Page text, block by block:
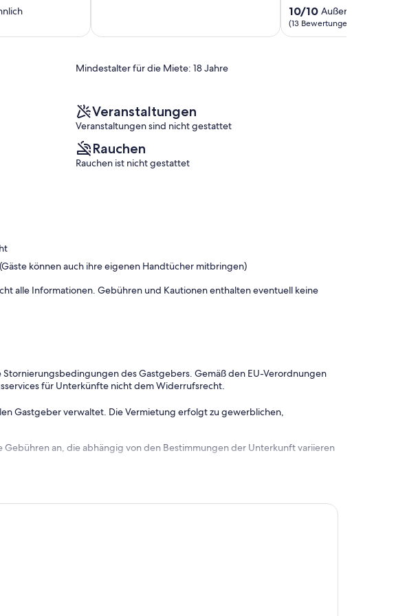
Duhnen
Cuxhaven
10.0
von
10,
10/10
(13 Bewertungen)
Mindestalter für die Miete: 18 Jahre
Veranstaltungen
Veranstaltungen sind nicht gestattet
Rauchen
Rauchen ist nicht gestattet
können auch ihre eigenen Handtücher mitbringen)
alle Informationen. Gebühren und Kautionen enthalten eventuell keine
des Gastgebers. Gemäß den EU-Verordnungen
für Unterkünfte nicht dem Widerrufsrecht.
Gastgeber verwaltet. Die Vermietung erfolgt zu gewerblichen,
Gebühren an, die abhängig von den Bestimmungen der Unterkunft variieren